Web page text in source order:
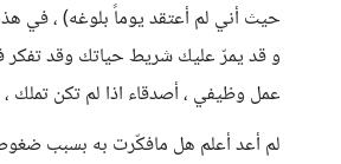
حيث أني لم أعتقد يوماً بلوغه) ، في
و قد يمرّ عليك شريط حياتك وقد تفكر
عمل وظيفي ، أصدقاء اذا لم تكن
لم أعد أعلم هل مافكّرت به بسبب